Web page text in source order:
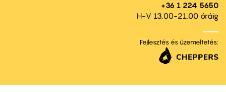
+36 1 224 5650
H-V 13.00-21.00 óráig
Fejlesztés és üzemeltetés: